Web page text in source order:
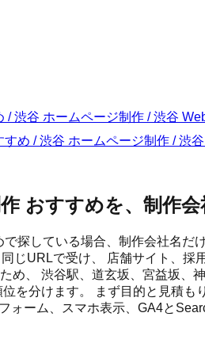
/ 渋谷 ホームページ制作 / 渋谷
め / 渋谷 ホームページ制作 / 渋
おすすめを、制作
探している場合、制作会社名
じURLで受け、 店舗サイト、
め、 渋谷駅、道玄坂、宮益坂、
を分けます。 まず目的と見積
ォーム、スマホ表示、GA4と